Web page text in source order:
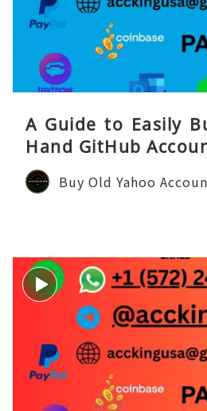
A Guide to Easily
Hand GitHub
Buy Old Yahoo Accoun